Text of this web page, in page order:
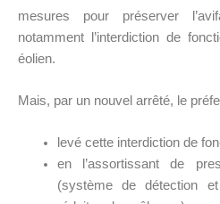
mesures pour préserver
notamment l’interdiction de
éolien.
Mais, par un nouvel arrêté, le
levé cette interdiction de
en l’assortissant de
(système de détection et